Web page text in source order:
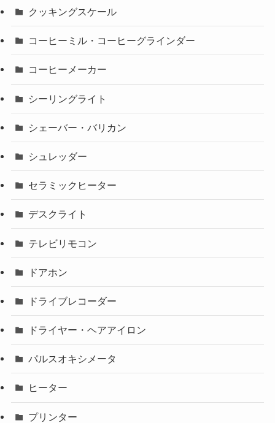
クッキングスケール
コーヒーミル・コーヒーグラインダー
コーヒーメーカー
シーリングライト
シェーバー・バリカン
シュレッダー
セラミックヒーター
デスクライト
テレビリモコン
ドアホン
ドライブレコーダー
ドライヤー・ヘアアイロン
パルスオキシメータ
ヒーター
プリンター